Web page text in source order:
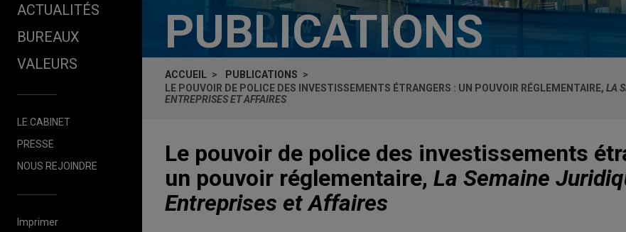
ACTUALITÉS
BUREAUX
VALEURS
LE CABINET
PRESSE
NOUS REJOINDRE
Imprimer
PUBLICATIONS
ACCUEIL
PUBLICATIONS
LE POUVOIR DE POLICE DES INVESTISSEMENTS ÉTRANGERS : UN POUVOIR RÉGLEMENTAIRE, LA
ENTREPRISES ET AFFAIRES
Le pouvoir de police des investissements
un pouvoir réglementaire, La Semaine
Entreprises et Affaires